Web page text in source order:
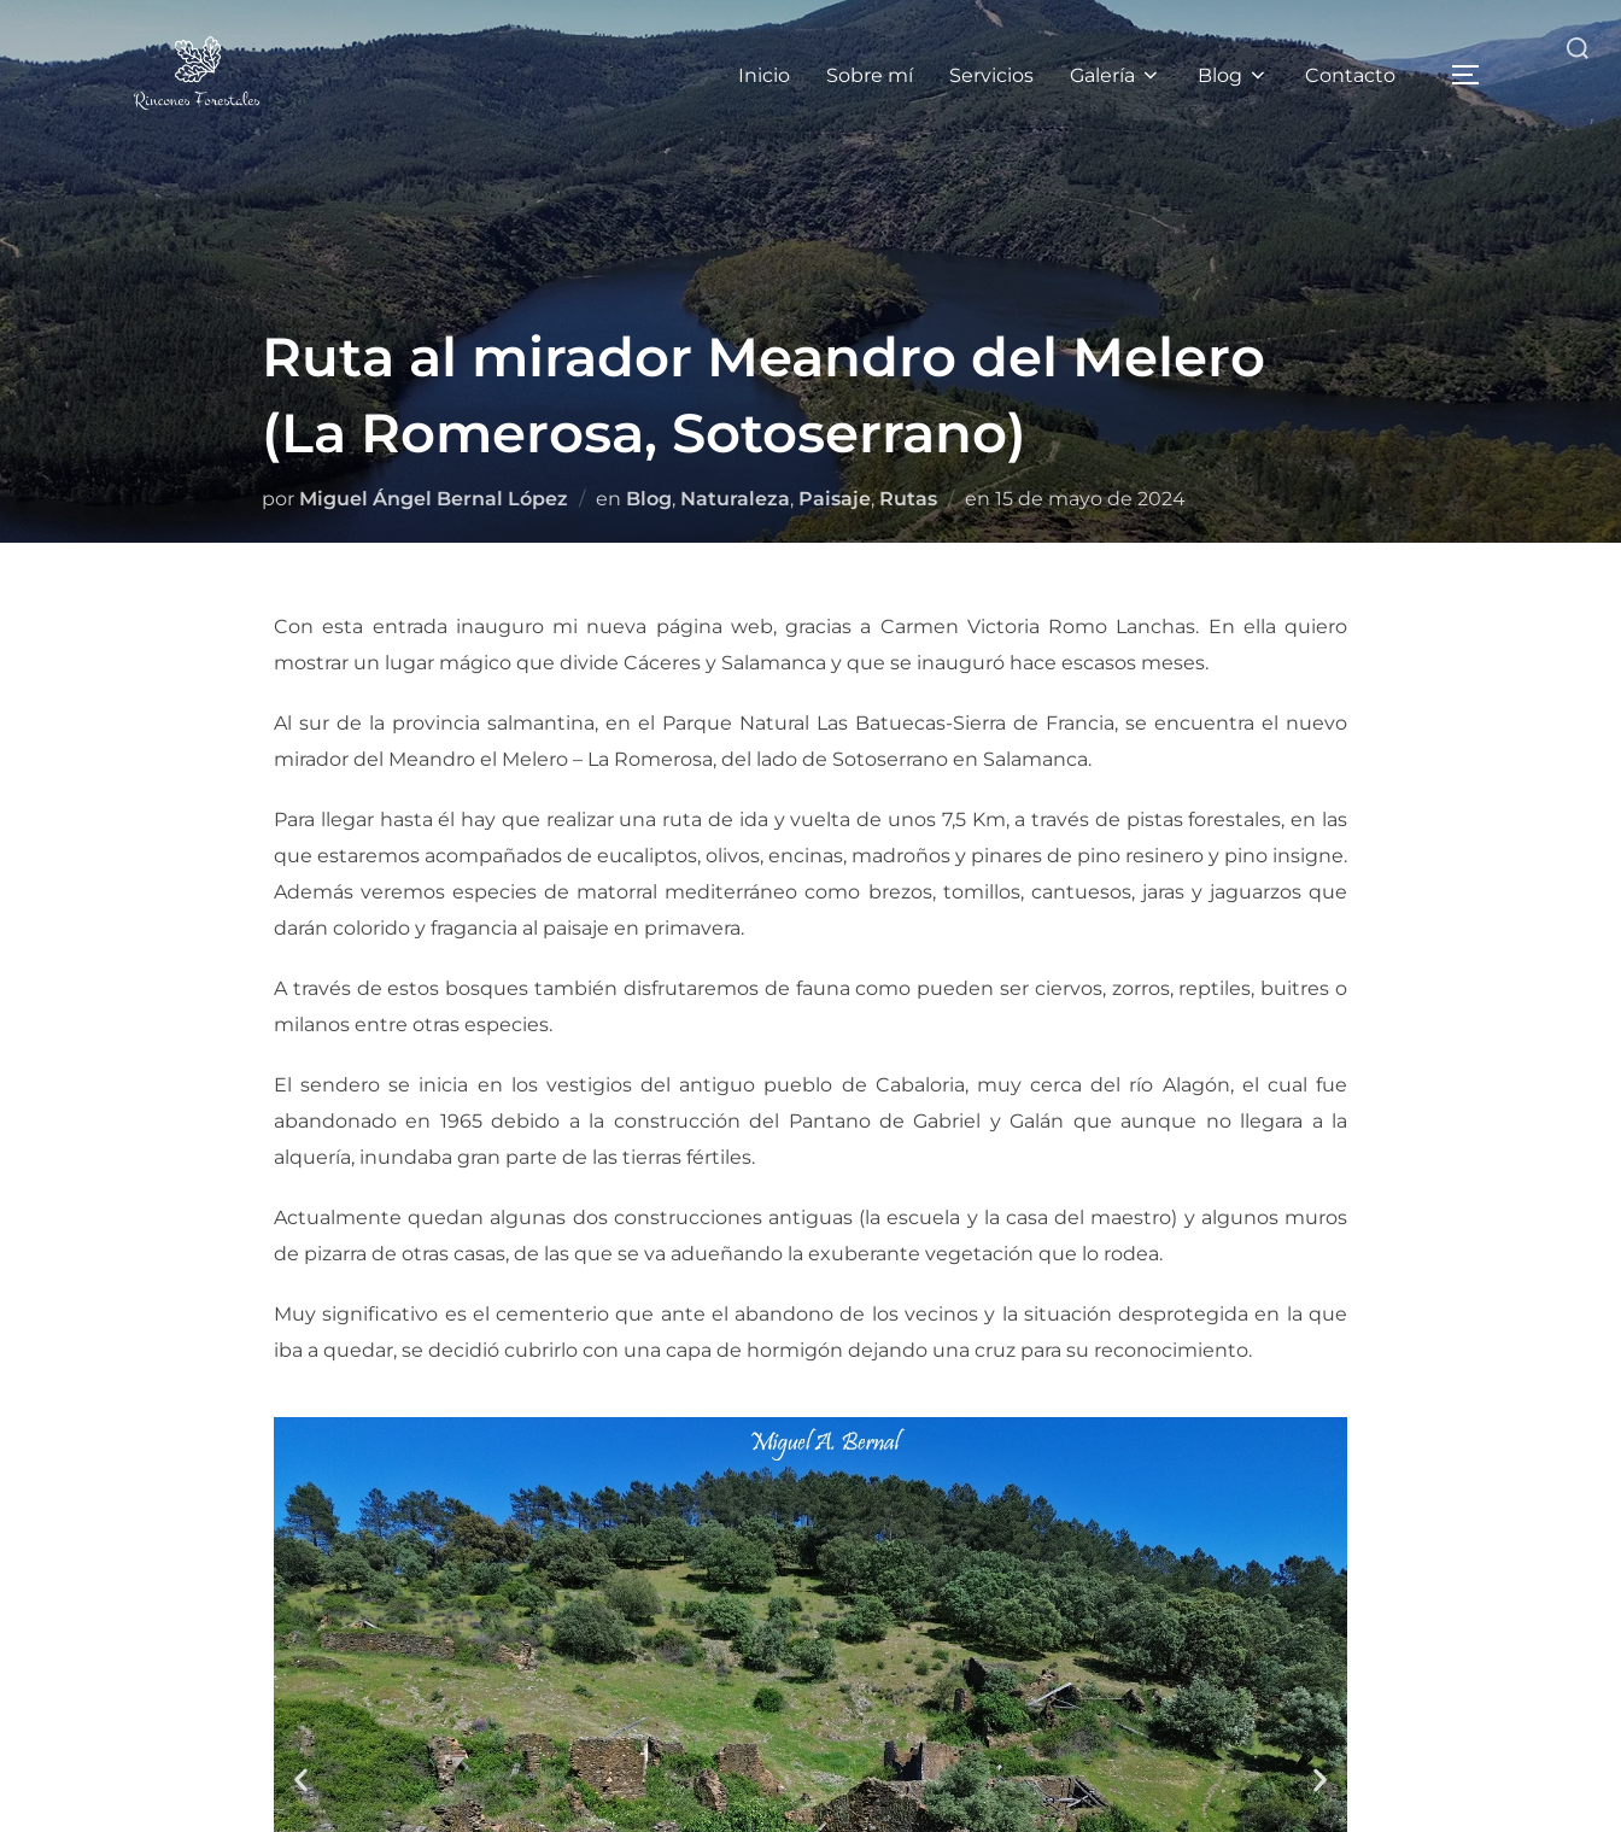
Inicio Sobre mí Servicios Galería Blog Contacto
Ruta al mirador Meandro del Melero
(La Romerosa, Sotoserrano)
por Miguel Ángel Bernal López en Blog, Naturaleza, Paisaje,Rutas en15 de mayo de 2024
Con esta entrada inauguro mi nueva página web, gracias a Carmen Victoria Romo Lanchas. En ella quiero
mostrar un lugar mágico que divide Cáceres y Salamanca y que se inauguró hace escasos meses.
Al sur de la provincia salmantina, en el Parque Natural Las Batuecas-Sierra de Francia, se encuentra el nuevo
mirador del Meandro el Melero – La Romerosa, del lado de Sotoserrano en Salamanca.
Para llegar hasta él hay que realizar una ruta de ida y vuelta de unos 7,5 Km, a través de pistas forestales, en las
que estaremos acompañados de eucaliptos, olivos, encinas, madroños y pinares de pino resinero y pino insigne.
Además veremos especies de matorral mediterráneo como brezos, tomillos, cantuesos, jaras y jaguarzos que
darán colorido y fragancia al paisaje en primavera.
A través de estos bosques también disfrutaremos de fauna como pueden ser ciervos, zorros, reptiles, buitres o
milanos entre otras especies.
El sendero se inicia en los vestigios del antiguo pueblo de Cabaloria, muy cerca del río Alagón, el cual fue
abandonado en 1965 debido a la construcción del Pantano de Gabriel y Galán que aunque no llegara a la
alquería, inundaba gran parte de las tierras fértiles.
Actualmente quedan algunas dos construcciones antiguas (la escuela y la casa del maestro) y algunos muros
de pizarra de otras casas, de las que se va adueñando la exuberante vegetación que lo rodea.
Muy significativo es el cementerio que ante el abandono de los vecinos y la situación desprotegida en la que
iba a quedar, se decidió cubrirlo con una capa de hormigón dejando una cruz para su reconocimiento.